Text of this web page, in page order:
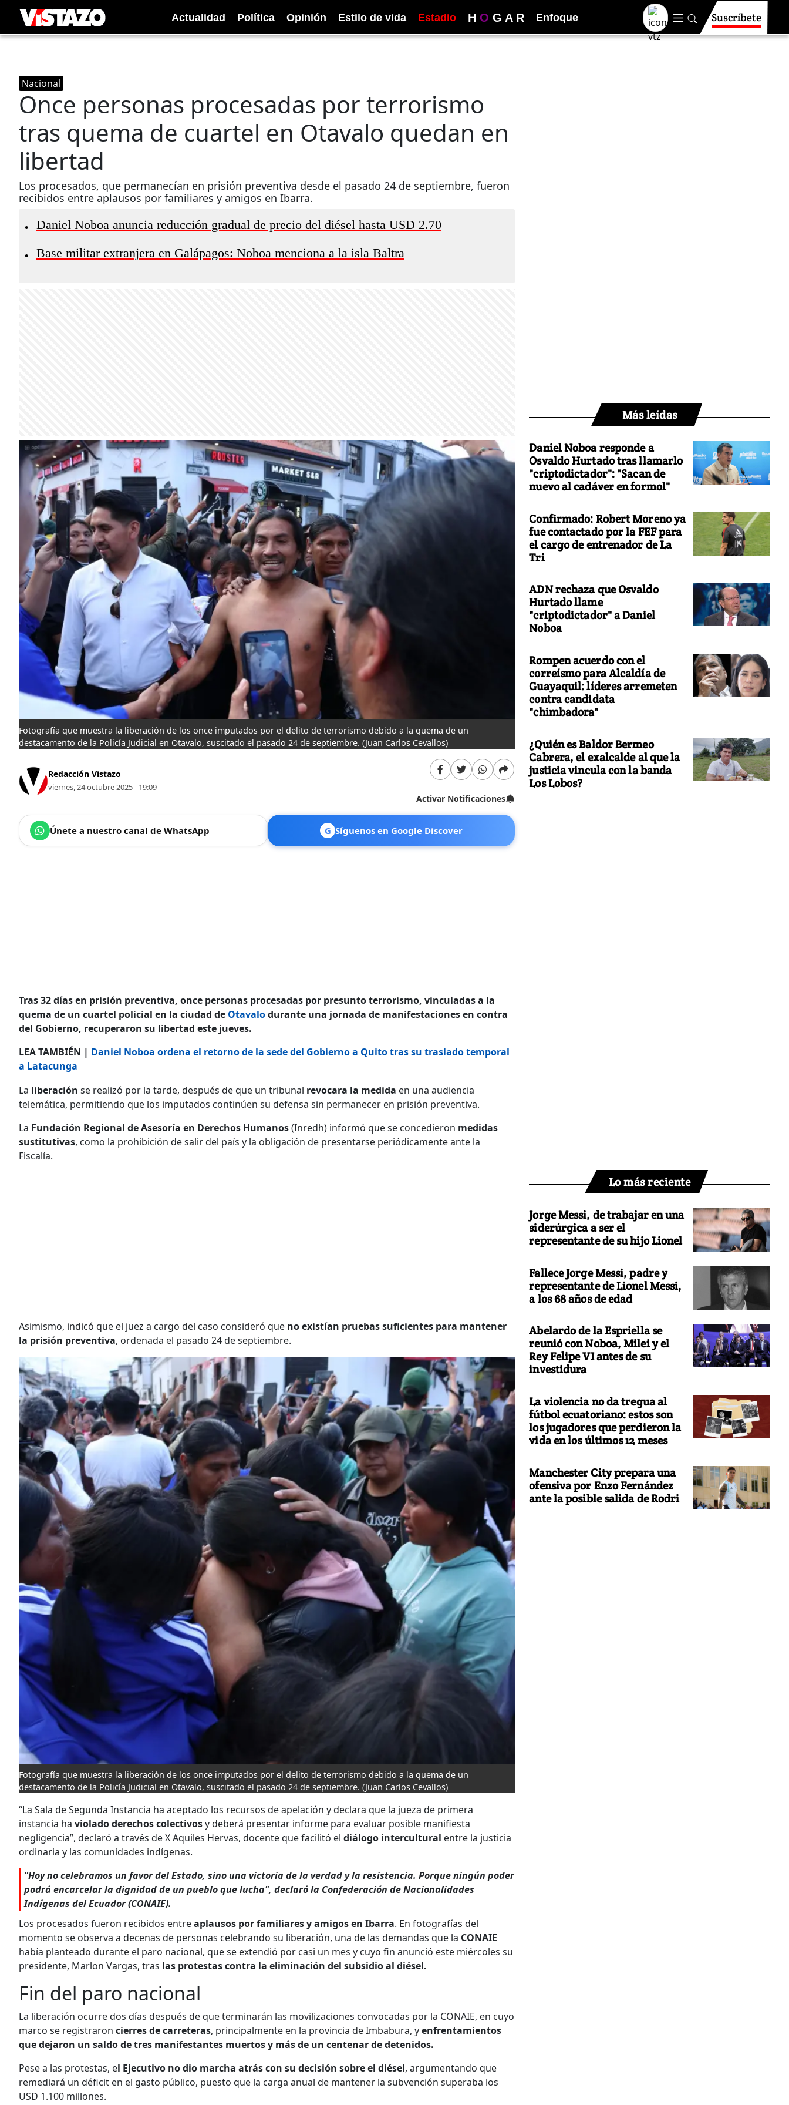
Actualidad Política Opinión Estilo de vida Estadio H O G A R Enfoque Suscríbete
Nacional
Once personas procesadas por terrorismo
tras quema de cuartel en Otavalo quedan en
libertad
Los procesados, que permanecían en prisión preventiva desde el pasado 24 de septiembre, fueron
recibidos entre aplausos por familiares y amigos en Ibarra.
• Daniel Noboa anuncia reducción gradual de precio del diésel hasta USD 2.70
• Base militar extranjera en Galápagos: Noboa menciona a la isla Baltra
Fotografía que muestra la liberación de los once imputados por el delito de terrorismo debido a la quema de un
destacamento de la Policía Judicial en Otavalo, suscitado el pasado 24 de septiembre. (Juan Carlos Cevallos)
Redacción Vistazo
viernes, 24 octubre 2025 - 19:09
Activar Notificaciones
Únete a nuestro canal de WhatsApp G Síguenos en Google Discover
Tras 32 días en prisión preventiva, once personas procesadas por presunto terrorismo, vinculadas a la
quema de un cuartel policial en la ciudad de Otavalodurante una jornada de manifestaciones en contra
del Gobierno, recuperaron su libertad este jueves.
LEA TAMBIÉN | Daniel Noboa ordena el retorno de la sede del Gobierno a Quito tras su traslado temporal
a Latacunga
La liberación se realizó por la tarde, después de que un tribunal revocara la medida en una audiencia
telemática, permitiendo que los imputados continúen su defensa sin permanecer en prisión preventiva.
La Fundación Regional de Asesoría en Derechos Humanos(Inredh) informó que se concedieron medidas
sustitutivas, como la prohibición de salir del país y la obligación de presentarse periódicamente ante la
Fiscalía.
Asimismo, indicó que el juez a cargo del caso consideró que no existían pruebas suficientes para mantener
la prisión preventiva, ordenada el pasado 24 de septiembre.
Fotografía que muestra la liberación de los once imputados por el delito de terrorismo debido a la quema de un
destacamento de la Policía Judicial en Otavalo, suscitado el pasado 24 de septiembre. (Juan Carlos Cevallos)
“La Sala de Segunda Instancia ha aceptado los recursos de apelación y declara que la jueza de primera
instancia ha violado derechos colectivosy deberá presentar informe para evaluar posible manifiesta
negligencia”, declaró a través de X Aquiles Hervas, docente que facilitó el diálogo intercultural entre la justicia
ordinaria y las comunidades indígenas.
"Hoy no celebramos un favor del Estado, sino una victoria de la verdad y la resistencia. Porque ningún poder
podrá encarcelar la dignidad de un pueblo que lucha", declaró la Confederación de Nacionalidades
Indígenas del Ecuador (CONAIE).
Los procesados fueron recibidos entreaplausos por familiares y amigos en Ibarra. En fotografías del
momento se observa a decenas de personas celebrando su liberación, una de las demandas que la CONAIE
había planteado durante el paro nacional, que se extendió por casi un mes y cuyo fin anunció este miércoles su
presidente, Marlon Vargas, tras las protestas contra la eliminación del subsidio al diésel.
Fin del paro nacional
La liberación ocurre dos días después de que terminarán las movilizaciones convocadas por la CONAIE, en cuyo
marco se registraron cierres de carreteras, principalmente en la provincia de Imbabura, yenfrentamientos
que dejaron un saldo de tres manifestantes muertos y más de un centenar de detenidos.
Pese a las protestas, el Ejecutivo no dio marcha atrás con su decisión sobre el diésel, argumentando que
remediará un déficit en el gasto público, puesto que la carga anual de mantener la subvención superaba los
USD 1.100 millones.
Más leídas
Daniel Noboa responde a
Osvaldo Hurtado tras llamarlo
"criptodictador": "Sacan de
nuevo al cadáver en formol"
Confirmado: Robert Moreno ya
fue contactado por la FEF para
el cargo de entrenador de La
Tri
ADN rechaza que Osvaldo
Hurtado llame
"criptodictador" a Daniel
Noboa
Rompen acuerdo con el
correísmo para Alcaldía de
Guayaquil: líderes arremeten
contra candidata
"chimbadora"
¿Quién es Baldor Bermeo
Cabrera, el exalcalde al que la
justicia vincula con la banda
Los Lobos?
Lo más reciente
Jorge Messi, de trabajar en una
siderúrgica a ser el
representante de su hijo Lionel
Fallece Jorge Messi, padre y
representante de Lionel Messi,
a los 68 años de edad
Abelardo de la Espriella se
reunió con Noboa, Milei y el
Rey Felipe VI antes de su
investidura
La violencia no da tregua al
fútbol ecuatoriano: estos son
los jugadores que perdieron la
vida en los últimos 12 meses
Manchester City prepara una
ofensiva por Enzo Fernández
ante la posible salida de Rodri